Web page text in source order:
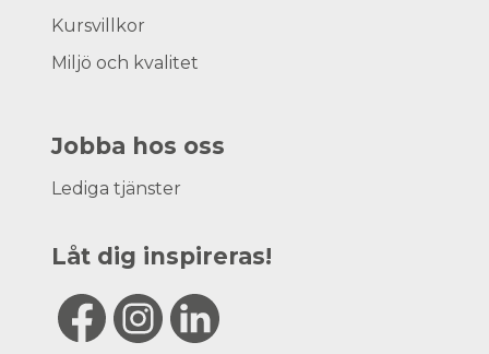
Kursvillkor
Miljö och kvalitet
Jobba hos oss
Lediga tjänster
Låt dig inspireras!